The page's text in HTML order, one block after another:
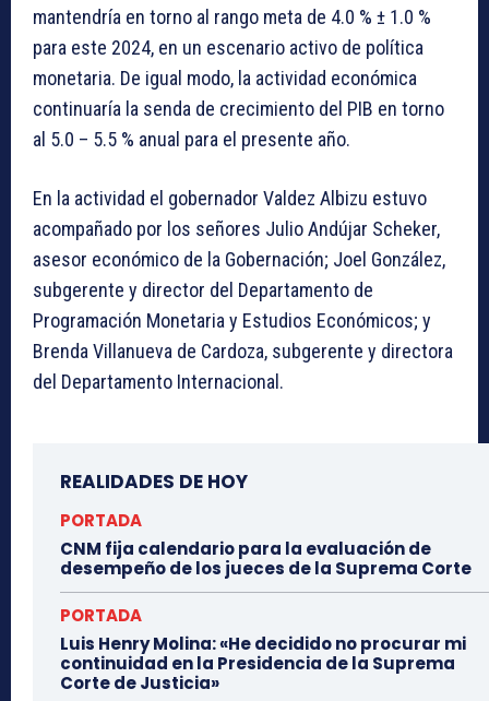
mantendría en torno al rango meta de 4.0 % ± 1.0 %
para este 2024, en un escenario activo de política
monetaria. De igual modo, la actividad económica
continuaría la senda de crecimiento del PIB en torno
al 5.0 – 5.5 % anual para el presente año.
En la actividad el gobernador Valdez Albizu estuvo
acompañado por los señores Julio Andújar Scheker,
asesor económico de la Gobernación; Joel González,
subgerente y director del Departamento de
Programación Monetaria y Estudios Económicos; y
Brenda Villanueva de Cardoza, subgerente y directora
del Departamento Internacional.
REALIDADES DE HOY
PORTADA
CNM fija calendario para la evaluación de
desempeño de los jueces de la Suprema Corte
PORTADA
Luis Henry Molina: «He decidido no procurar mi
continuidad en la Presidencia de la Suprema
Corte de Justicia»